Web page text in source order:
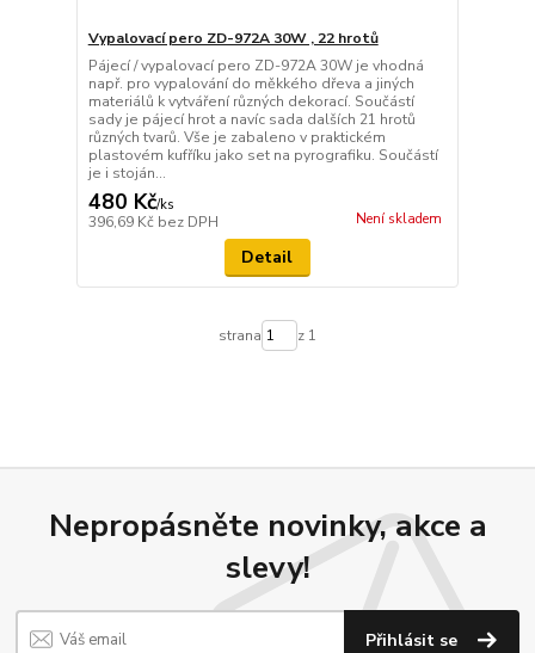
Vypalovací pero ZD-972A 30W , 22 hrotů
Pájecí / vypalovací pero ZD-972A 30W je vhodná
např. pro vypalování do měkkého dřeva a jiných
materiálů k vytváření různých dekorací. Součástí
sady je pájecí hrot a navíc sada dalších 21 hrotů
různých tvarů. Vše je zabaleno v praktickém
plastovém kufříku jako set na pyrografiku. Součástí
je i stoján...
480 Kč/ks
396,69 Kč bez DPH Není skladem
Detail
strana z 1
Nepropásněte novinky, akce a
slevy!
Přihlásit se